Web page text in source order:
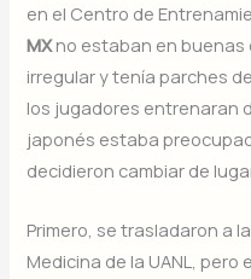
en el Centro de
MXno estaban en buenas
irregular y tenía parches
los jugadores entrenaran
japonés estaba
decidieron cambiar de
Primero, se trasladaron a
Medicina de la UANL,